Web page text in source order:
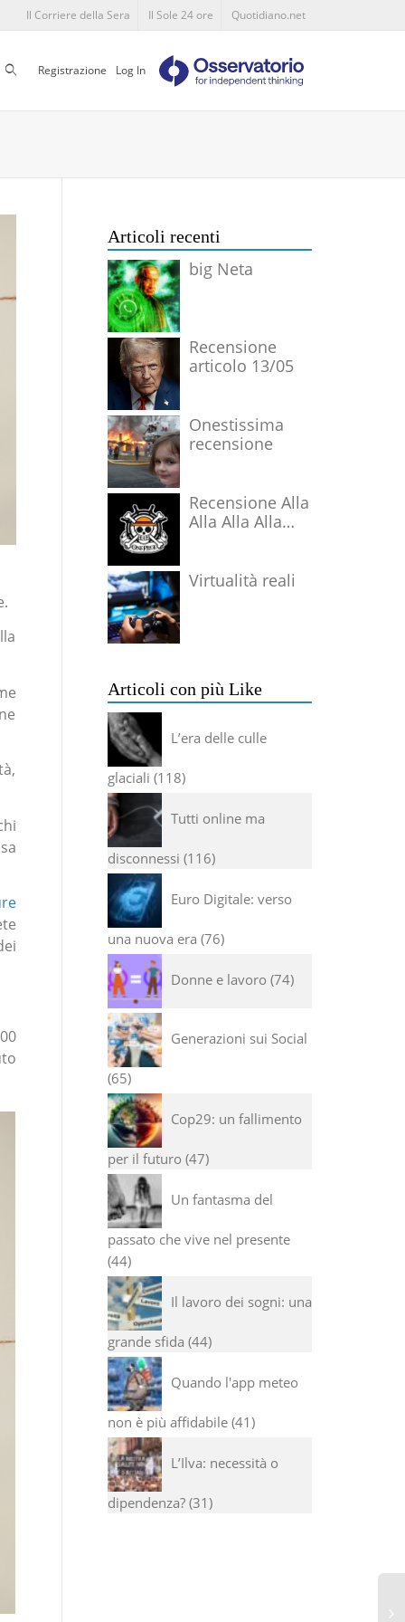
Il Corriere della Sera Il Sole 24 ore Quotidiano.net
CercaRegistrazione Log In
Articoli recenti
big Neta
Recensione
articolo 13/05
Onestissima
recensione
Recensione Alla
Alla Alla Alla
Virtualità reali
Articoli con più Like
L’era delle culle
glaciali 118
Tutti online ma
disconnessi 116
Euro Digitale: verso
una nuova era 76
Donne e lavoro 74
Generazioni sui Social
65
Cop29: un fallimento
per il futuro 47
Un fantasma del
passato che vive nel presente
44
Il lavoro dei sogni: una
grande sfida 44
Quando l'app meteo
non è più affidabile 41
L’Ilva: necessità o
dipendenza? 31